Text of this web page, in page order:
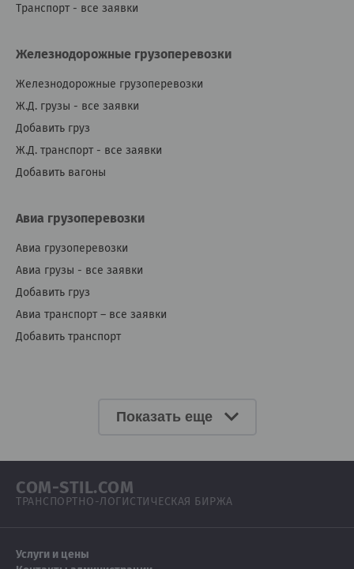
Транспорт - все заявки
Железнодорожные грузоперевозки
Железнодорожные грузоперевозки
Ж.Д. грузы - все заявки
Добавить груз
Ж.Д. транспорт - все заявки
Добавить вагоны
Авиа грузоперевозки
Авиа грузоперевозки
Авиа грузы - все заявки
Добавить груз
Авиа транспорт – все заявки
Добавить транспорт
Показать еще
COM-STIL.COM
ТРАНСПОРТНО-ЛОГИСТИЧЕСКАЯ БИРЖА
Услуги и цены